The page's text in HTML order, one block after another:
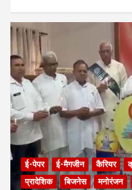
ई-पेपर ई-मैगजीन कैरियर
प्रादेशिक
बिजनेस मनोरंजन